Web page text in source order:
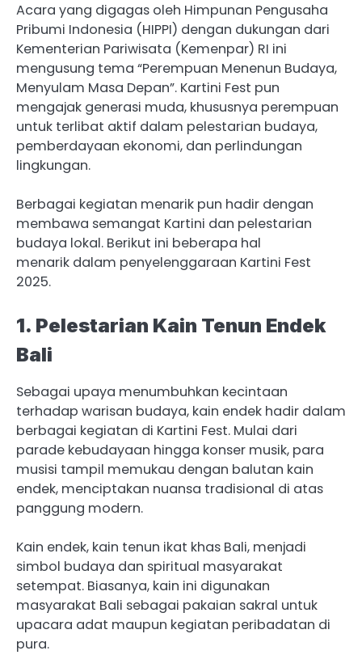
Acara yang digagas oleh Himpunan Pengusaha
Pribumi Indonesia (HIPPI) dengan dukungan dari
Kementerian Pariwisata (Kemenpar) RI ini
mengusung tema “Perempuan Menenun Budaya,
Menyulam Masa Depan”. Kartini Fest pun
mengajak generasi muda, khususnya perempuan
untuk terlibat aktif dalam pelestarian budaya,
pemberdayaan ekonomi, dan perlindungan
lingkungan.
Berbagai kegiatan menarik pun hadir dengan
membawa semangat Kartini dan pelestarian
budaya lokal. Berikut ini beberapa hal
menarik dalam penyelenggaraan Kartini Fest
2025.
1. Pelestarian Kain Tenun Endek
Bali
Sebagai upaya menumbuhkan kecintaan
terhadap warisan budaya, kain endek hadir dalam
berbagai kegiatan di Kartini Fest. Mulai dari
parade kebudayaan hingga konser musik, para
musisi tampil memukau dengan balutan kain
endek, menciptakan nuansa tradisional di atas
panggung modern.
Kain endek, kain tenun ikat khas Bali, menjadi
simbol budaya dan spiritual masyarakat
setempat. Biasanya, kain ini digunakan
masyarakat Bali sebagai pakaian sakral untuk
upacara adat maupun kegiatan peribadatan di
pura.